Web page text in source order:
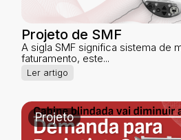
Projeto de SMF
A sigla SMF significa sistema de
faturamento, este...
Ler artigo
Projeto